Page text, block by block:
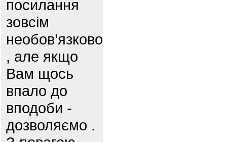
посилання
зовсім
необов’язково
, але якщо
Вам щось
впало до
вподоби -
дозволяємо .